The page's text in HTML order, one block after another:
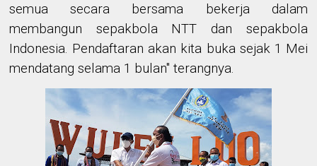
semua secara bersama bekerja dalam
membangun sepakbola NTT dan sepakbola
Indonesia. Pendaftaran akan kita buka sejak 1 Mei
mendatang selama 1 bulan" terangnya.